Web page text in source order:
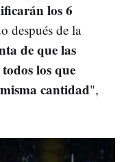
los 6
después de la
de que las
los que
cantidad",